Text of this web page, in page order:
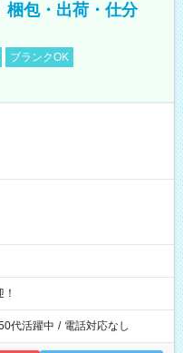
梱包・出荷・仕分
ブランクOK
代活躍中 / 電話対応なし